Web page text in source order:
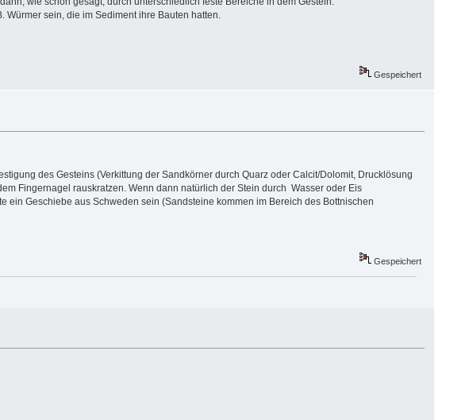
Würmer sein, die im Sediment ihre Bauten hatten.
Gespeichert
des Gesteins (Verkittung der Sandkörner durch Quarz oder Calcit/Dolomit, Drucklösung
Fingernagel rauskratzen. Wenn dann natürlich der Stein durch Wasser oder Eis
ein Geschiebe aus Schweden sein (Sandsteine kommen im Bereich des Bottnischen
Gespeichert